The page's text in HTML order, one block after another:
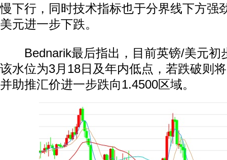
慢下行，同时技术指标也于分界线下方强
美元进一步下跌。
Bednarik最后指出，目前英镑/美元初
该水位为3月18日及年内低点，若跌破则
并助推汇价进一步跌向1.4500区域。